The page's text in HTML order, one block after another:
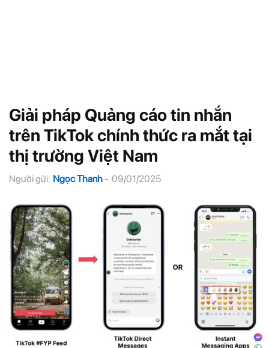
Giải pháp Quảng cáo tin nhắn
trên TikTok chính thức ra mắt tại
thị trường Việt Nam
Người gửi: Ngọc Thanh - 09/01/2025